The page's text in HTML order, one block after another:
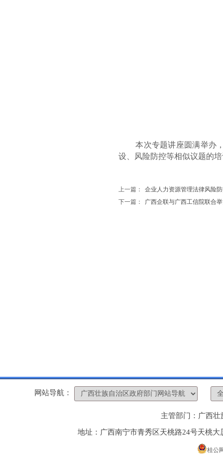
本次专题讲座圆满举办，
设、风险防控等相似议题的
上一篇：
企业人力资源管理法律风险
下一篇：
广西企联与广西工信院联合
网站导航：
桂公
主管部门：广西
地址：广西南宁市青秀区天桃路24号天桃